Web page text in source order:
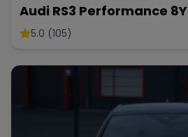
Bugatti
Corvette
Audi RS3 Performance 8Y
5.0 (105)